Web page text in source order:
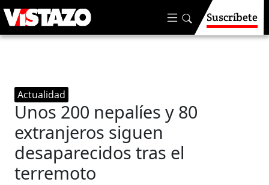
Suscríbete
Actualidad
Unos 200 nepalíes y 80
extranjeros siguen
desaparecidos tras el
terremoto